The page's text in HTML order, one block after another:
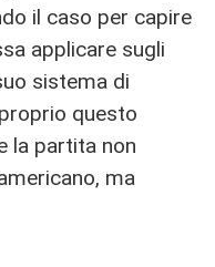
il caso per capire
applicare sugli
sistema di
questo
la partita non
ma